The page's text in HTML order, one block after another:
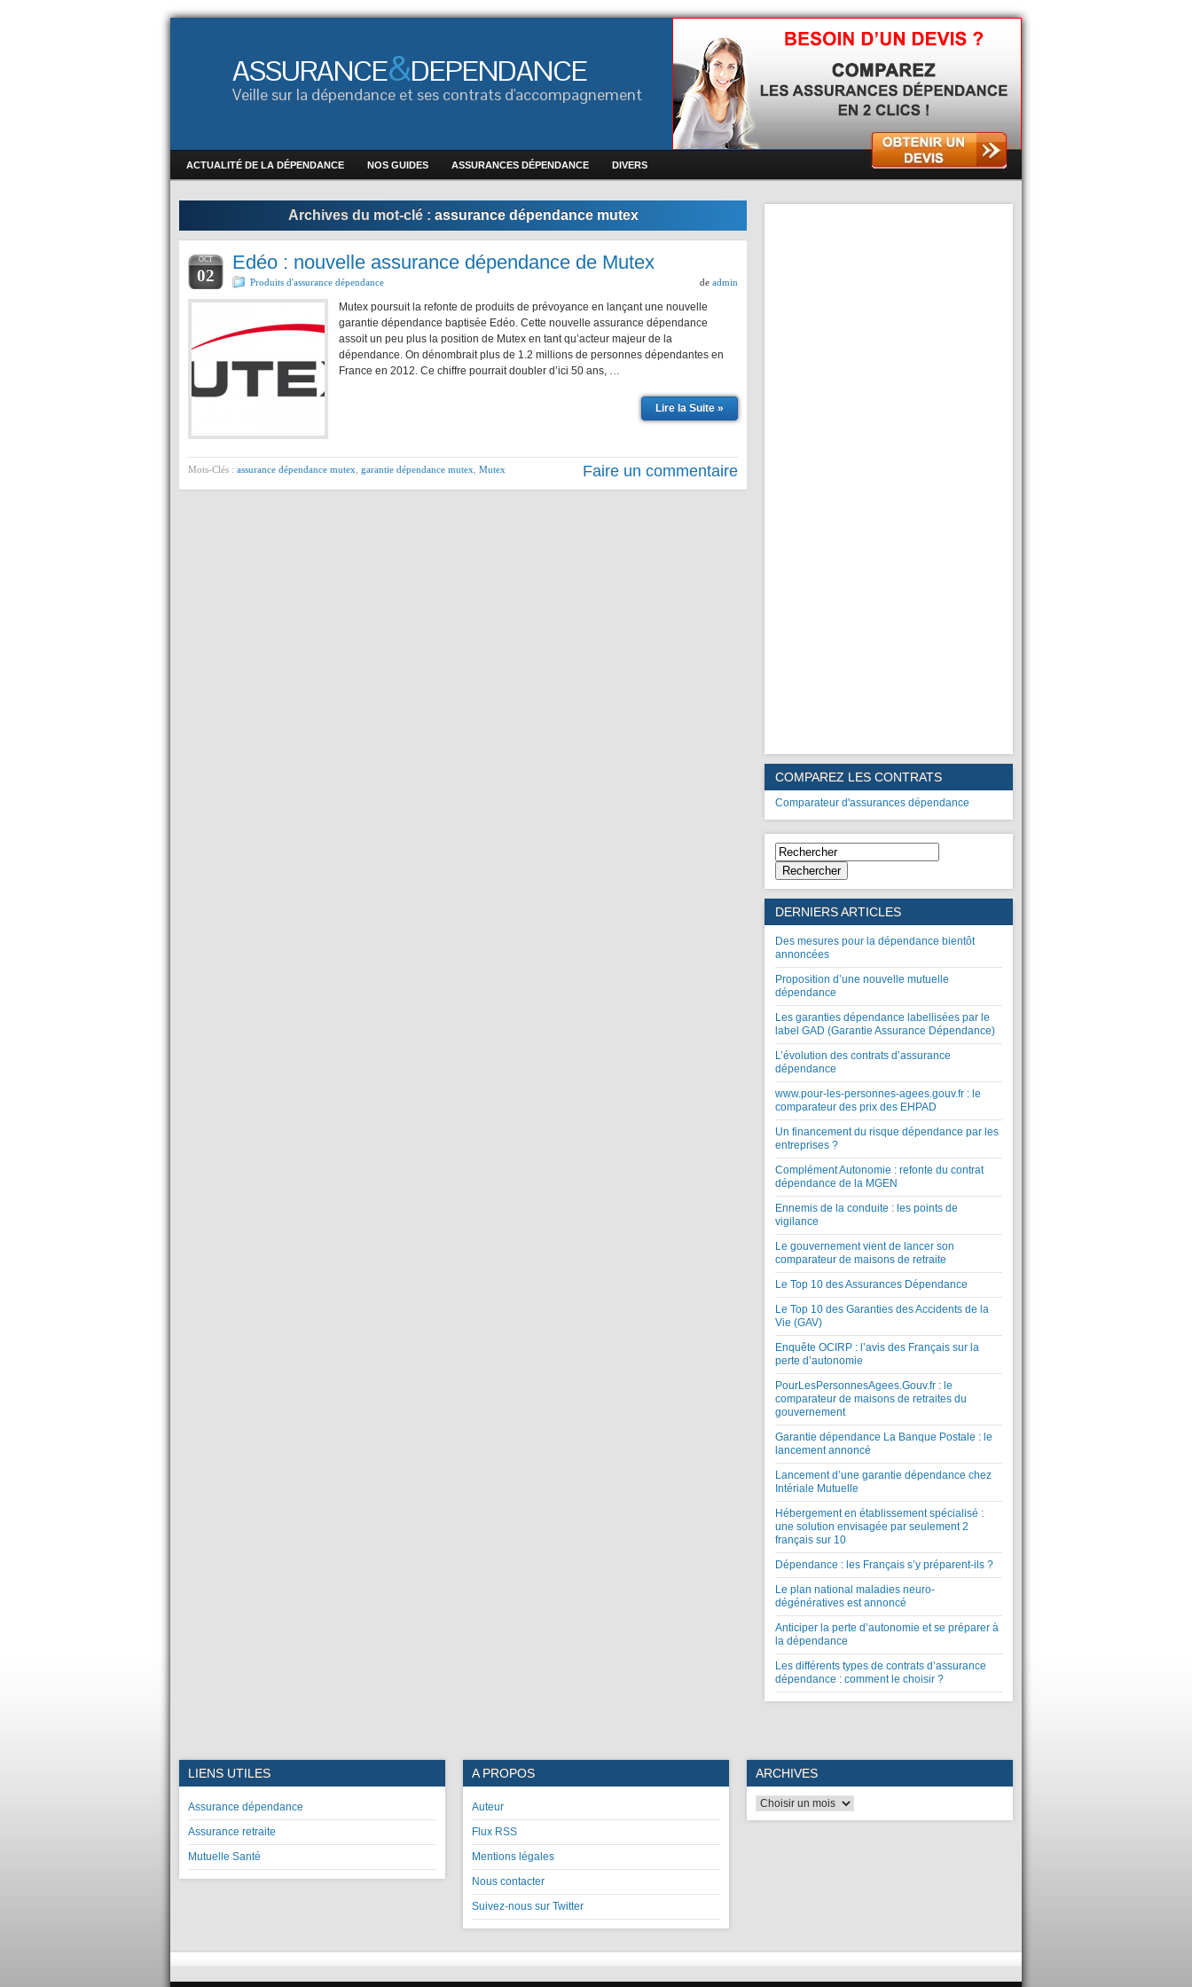
ASSURANCE&DEPENDANCE
Veille sur la dépendance et ses contrats d'accompagnement
ACTUALITÉ DE LA DÉPENDANCE NOS GUIDES ASSURANCES DÉPENDANCE DIVERS
Archives du mot-clé : assurance dépendance mutex
OCT
02
Edéo : nouvelle assurance dépendance de Mutex
Produits d'assurance dépendance de admin
Mutex poursuit la refonte de produits de prévoyance en lançant une nouvelle
garantie dépendance baptisée Edéo. Cette nouvelle assurance dépendance
assoit un peu plus la position de Mutex en tant qu’acteur majeur de la
dépendance. On dénombrait plus de 1.2 millions de personnes dépendantes en
France en 2012. Ce chiffre pourrait doubler d’ici 50 ans, …
Lire la Suite »
Mots-Clés : assurance dépendance mutex garantie dépendance mutex Mutex Faire un commentaire
COMPAREZ LES CONTRATS
Comparateur d'assurances dépendance
Rechercher
DERNIERS ARTICLES
Des mesures pour la dépendance bientôt
annoncées
Proposition d’une nouvelle mutuelle
dépendance
Les garanties dépendance labellisées par le
label GAD (Garantie Assurance Dépendance)
L’évolution des contrats d’assurance
dépendance
www.pour-les-personnes-agees.gouv.fr : le
comparateur des prix des EHPAD
Un financement du risque dépendance par les
entreprises ?
Complément Autonomie : refonte du contrat
dépendance de la MGEN
Ennemis de la conduite : les points de
vigilance
Le gouvernement vient de lancer son
comparateur de maisons de retraite
Le Top 10 des Assurances Dépendance
Le Top 10 des Garanties des Accidents de la
Vie (GAV)
Enquête OCIRP : l’avis des Français sur la
perte d’autonomie
PourLesPersonnesAgees.Gouv.fr : le
comparateur de maisons de retraites du
gouvernement
Garantie dépendance La Banque Postale : le
lancement annoncé
Lancement d’une garantie dépendance chez
Intériale Mutuelle
Hébergement en établissement spécialisé :
une solution envisagée par seulement 2
français sur 10
Dépendance : les Français s’y préparent-ils ?
Le plan national maladies neuro-
dégénératives est annoncé
Anticiper la perte d’autonomie et se préparer à
la dépendance
Les différents types de contrats d’assurance
dépendance : comment le choisir ?
LIENS UTILES
Assurance dépendance
Assurance retraite
Mutuelle Santé
A PROPOS
Auteur
Flux RSS
Mentions légales
Nous contacter
Suivez-nous sur Twitter
ARCHIVES